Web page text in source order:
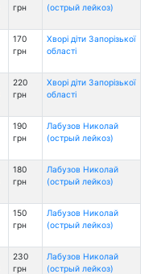
грн
(острый лейкоз)
170
грн
Хворі діти Запорізької
області
220
грн
Хворі діти Запорізької
області
190
грн
Лабузов Николай
(острый лейкоз)
180
грн
Лабузов Николай
(острый лейкоз)
150
грн
Лабузов Николай
(острый лейкоз)
230
грн
Лабузов Николай
(острый лейкоз)